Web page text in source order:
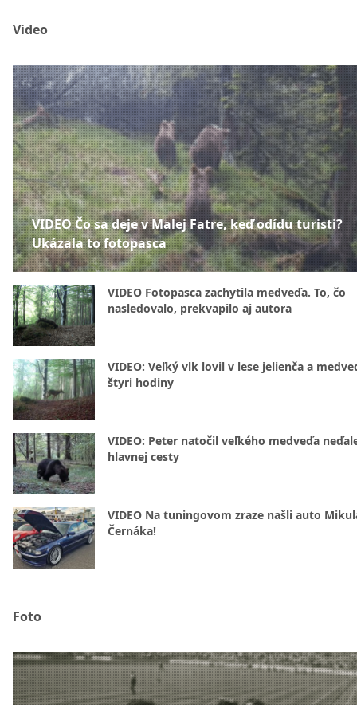
Video
VIDEO Čo sa deje v Malej Fatre, keď odídu turisti?
Ukázala to fotopasca
VIDEO Fotopasca zachytila medveďa. To, čo
nasledovalo, prekvapilo aj autora
VIDEO: Veľký vlk lovil v lese jelienča a
štyri hodiny
VIDEO: Peter natočil veľkého medveďa
hlavnej cesty
VIDEO Na tuningovom zraze našli auto
Černáka!
Foto